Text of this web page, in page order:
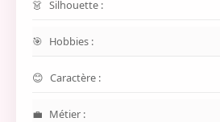
Silhouette :
Hobbies :
Caractère :
Métier :